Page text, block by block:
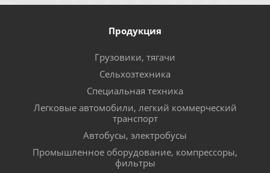
Продукция
Грузовики, тягачи
Сельхозтехника
Специальная техника
Легковые автомобили, легкий коммерческий
транспорт
Автобусы, электробусы
Промышленное оборудование, компрессоры,
фильтры